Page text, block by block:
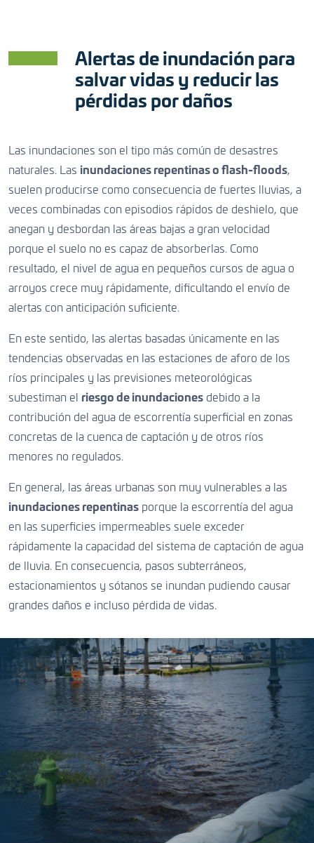
Alertas de inundación para
salvar vidas y reducir las
pérdidas por daños
Las inundaciones son el tipo más común de desastres
naturales. Las inundaciones repentinas o flash-floods,
suelen producirse como consecuencia de fuertes lluvias, a
veces combinadas con episodios rápidos de deshielo, que
anegan y desbordan las áreas bajas a gran velocidad
porque el suelo no es capaz de absorberlas. Como
resultado, el nivel de agua en pequeños cursos de agua o
arroyos crece muy rápidamente, dificultando el envío de
alertas con anticipación suficiente.
En este sentido, las alertas basadas únicamente en las
tendencias observadas en las estaciones de aforo de los
ríos principales y las previsiones meteorológicas
subestiman el riesgo de inundaciones debido a la
contribución del agua de escorrentía superficial en zonas
concretas de la cuenca de captación y de otros ríos
menores no regulados.
En general, las áreas urbanas son muy vulnerables a las
inundaciones repentinas porque la escorrentía del agua
en las superficies impermeables suele exceder
rápidamente la capacidad del sistema de captación de agua
de lluvia. En consecuencia, pasos subterráneos,
estacionamientos y sótanos se inundan pudiendo causar
grandes daños e incluso pérdida de vidas.